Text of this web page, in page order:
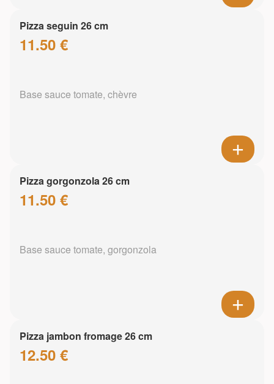
Pizza seguin 26 cm
11.50 €
Base sauce tomate, chèvre
Pizza gorgonzola 26 cm
11.50 €
Base sauce tomate, gorgonzola
Pizza jambon fromage 26 cm
12.50 €